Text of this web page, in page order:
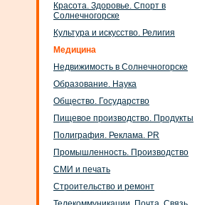
Красота. Здоровье. Спорт в
Солнечногорске
Культура и искусство. Религия
Медицина
Недвижимость в Солнечногорске
Образование. Наука
Общество. Государство
Пищевое производство. Продукты
Полиграфия. Реклама. PR
Промышленность. Производство
СМИ и печать
Строительство и ремонт